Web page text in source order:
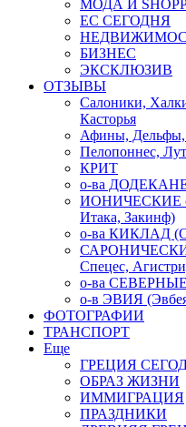
МОДА И
ЕС СЕГОДНЯ
БИЗНЕС
ЭКСКЛЮЗИВ
ОТЗЫВЫ
Салоники,
Касторья
Афины,
Пелопоннес,
КРИТ
о-ва
ИОНИЧЕСКИЕ о-
Итака, Закинф)
о-ва КИКЛАД
САРОНИЧЕСКИЕ
Спецес,
о-ва
о-в ЭВИЯ
ФОТОГРАФИИ
ТРАНСПОРТ
Еще
ГРЕЦИЯ
ОБРАЗ ЖИЗНИ
ИММИГРАЦИЯ
ПРАЗДНИКИ